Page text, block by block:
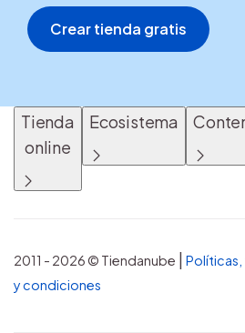
Crear tienda gratis
Tienda
online
Ecosistema
2011 - 2026 © Tiendanube |
y condiciones